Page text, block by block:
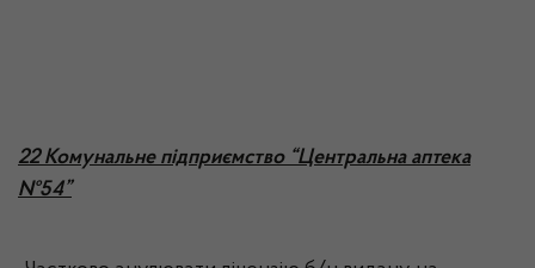
22 Комунальне підприємство “Центральна аптека
№54”